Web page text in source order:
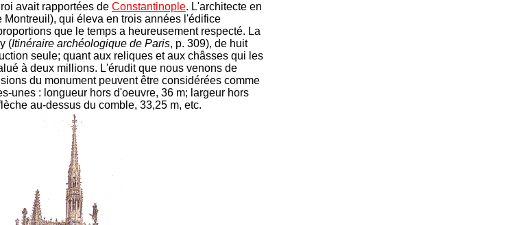
avait rapportées de Constantinople. L'architecte en
Montreuil), qui éleva en trois années l'édifice
que le temps a heureusement respecté. La
(Itinéraire archéologique de Paris, p. 309), de huit
seule; quant aux reliques et aux châsses qui les
à deux millions. L'érudit que nous venons de
du monument peuvent être considérées comme
unes : longueur hors d'oeuvre, 36 m; largeur hors
au-dessus du comble, 33,25 m, etc.